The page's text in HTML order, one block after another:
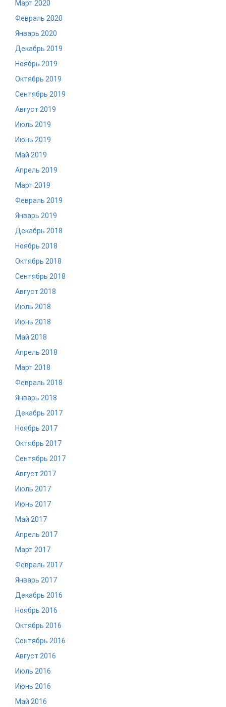
Март 2020
Февраль 2020
Январь 2020
Декабрь 2019
Ноябрь 2019
Октябрь 2019
Сентябрь 2019
Август 2019
Июль 2019
Июнь 2019
Май 2019
Апрель 2019
Март 2019
Февраль 2019
Январь 2019
Декабрь 2018
Ноябрь 2018
Октябрь 2018
Сентябрь 2018
Август 2018
Июль 2018
Июнь 2018
Май 2018
Апрель 2018
Март 2018
Февраль 2018
Январь 2018
Декабрь 2017
Ноябрь 2017
Октябрь 2017
Сентябрь 2017
Август 2017
Июль 2017
Июнь 2017
Май 2017
Апрель 2017
Март 2017
Февраль 2017
Январь 2017
Декабрь 2016
Ноябрь 2016
Октябрь 2016
Сентябрь 2016
Август 2016
Июль 2016
Июнь 2016
Май 2016